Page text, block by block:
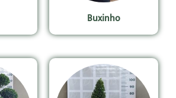
Buxinho